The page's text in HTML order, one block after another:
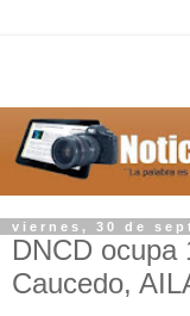
viernes, 30 de
DNCD ocupa
Caucedo,